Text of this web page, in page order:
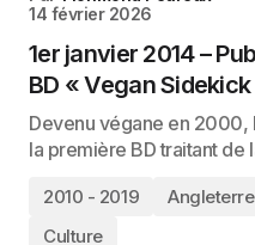
14 février 2026
1er janvier 2014 –
BD « Vegan
Devenu végane en 2000,
la première BD traitant de
2010 - 2019 Angleterre
Culture